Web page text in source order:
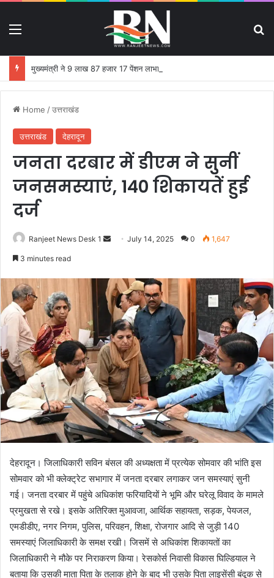
Home /उत्तराखंड
उत्तराखंड देहरादून
जनता दरबार में डीएम ने सुुनीं
जनसमस्याएं, 140 शिकायतें हुई
दर्ज
Ranjeet News Desk 1
a
n
m
a
i
l
July 14, 2025 0 1,647
3 minutes read
देहरादून। जिलाधिकारी सविन बंसल की अध्यक्षता में प्रत्येक सोमवार की भांति इस
सोमवार को भी क्लेक्ट्रेट सभागार में जनता दरबार लगाकर जन समस्याएं सुनी
गई। जनता दरबार में पहुंचे अधिकांश फरियादियों ने भूमि और घरेलू विवाद के मामले
प्रमुखता से रखे। इसके अतिरिक्त मुआवजा, आर्थिक सहायता, सड़क, पेयजल,
एमडीडीए, नगर निगम, पुलिस, परिवहन, शिक्षा, रोजगार आदि से जुड़ी 140
समस्याएं जिलाधिकारी के समक्ष रखी। जिसमें से अधिकांश शिकायतों का
जिलाधिकारी ने मौके पर निराकरण किया। रेसकोर्स निवासी विकास घिल्डियाल ने
बताया कि उसकी माता पिता के तलाक होने के बाद भी उसके पिता लाइसेंसी बंदूक से